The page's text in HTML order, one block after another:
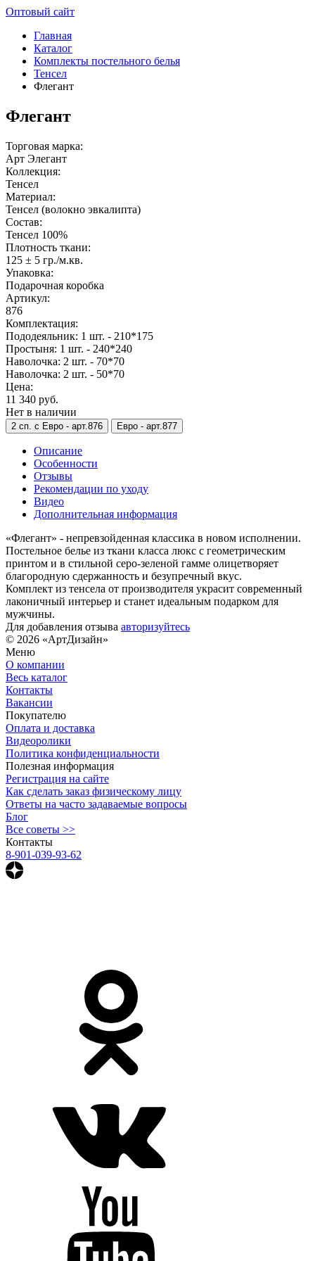
Оптовый сайт
Главная
Каталог
Комплекты постельного белья
Тенсел
Флегант
Флегант
Торговая марка:
Арт Элегант
Коллекция:
Тенсел
Материал:
Тенсел (волокно эвкалипта)
Состав:
Тенсел 100%
Плотность ткани:
125 ± 5 гр./м.кв.
Упаковка:
Подарочная коробка
Артикул:
876
Комплектация:
Пододеяльник: 1 шт. - 210*175
Простыня: 1 шт. - 240*240
Наволочка: 2 шт. - 70*70
Наволочка: 2 шт. - 50*70
Цена:
11 340 руб.
Нет в наличии
2 сп. с Евро - арт.876 Евро - арт.877
Описание
Особенности
Отзывы
Рекомендации по уходу
Видео
Дополнительная информация
«Флегант» - непревзойденная классика в новом исполнении.
Постельное белье из ткани класса люкс с геометрическим
принтом и в стильной серо-зеленой гамме олицетворяет
благородную сдержанность и безупречный вкус.
Комплект из тенсела от производителя украсит современный
лаконичный интерьер и станет идеальным подарком для
мужчины.
Для добавления отзыва авторизуйтесь
© 2026 «АртДизайн»
Меню
О компании
Весь каталог
Контакты
Вакансии
Покупателю
Оплата и доставка
Видеоролики
Политика конфиденциальности
Полезная информация
Регистрация на сайте
Как сделать заказ физическому лицу
Ответы на часто задаваемые вопросы
Блог
Все советы >>
Контакты
8-901-039-93-62